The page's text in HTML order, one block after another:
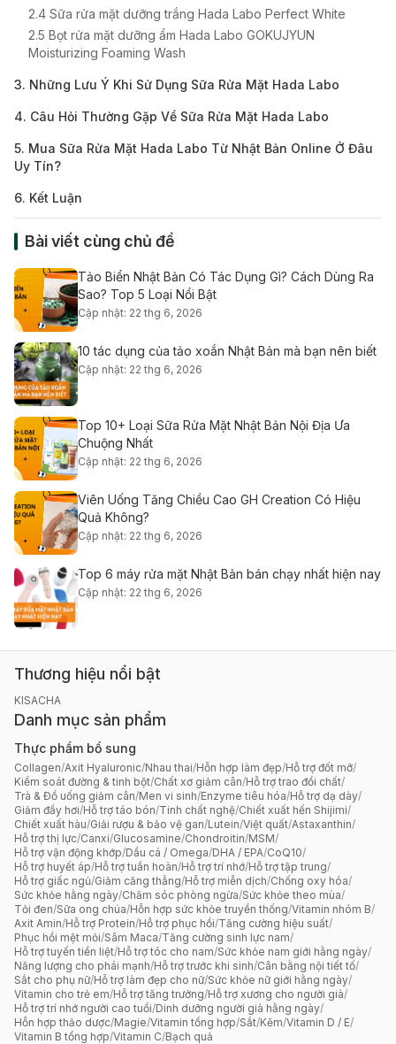
2.4 Sữa rửa mặt dưỡng trắng Hada Labo Perfect White
2.5 Bọt rửa mặt dưỡng ẩm Hada Labo GOKUJYUN
Moisturizing Foaming Wash
3. Những Lưu Ý Khi Sử Dụng Sữa Rửa Mặt Hada Labo
4. Câu Hỏi Thường Gặp Về Sữa Rửa Mặt Hada Labo
5. Mua Sữa Rửa Mặt Hada Labo Từ Nhật Bản Online Ở Đâu
Uy Tín?
6. Kết Luận
Bài viết cùng chủ đề
Tảo Biển Nhật Bản Có Tác Dụng Gì? Cách Dùng Ra
Sao? Top 5 Loại Nổi Bật
Cập nhật: 22 thg 6, 2026
10 tác dụng của tảo xoắn Nhật Bản mà bạn nên biết
Cập nhật: 22 thg 6, 2026
Top 10+ Loại Sữa Rửa Mặt Nhật Bản Nội Địa Ưa
Chuộng Nhất
Cập nhật: 22 thg 6, 2026
Viên Uống Tăng Chiều Cao GH Creation Có Hiệu
Quả Không?
Cập nhật: 22 thg 6, 2026
Top 6 máy rửa mặt Nhật Bản bán chạy nhất hiện nay
Cập nhật: 22 thg 6, 2026
Thương hiệu nổi bật
KISACHA
Danh mục sản phẩm
Thực phẩm bổ sung
Collagen/Axit Hyaluronic/Nhau thai/Hỗn hợp làm đẹp/Hỗ trợ đốt mỡ/
Kiểm soát đường & tinh bột/Chất xơ giảm cân/Hỗ trợ trao đổi chất/
Trà & Đồ uống giảm cân/Men vi sinh/Enzyme tiêu hóa/Hỗ trợ dạ dày/
Giảm đầy hơi/Hỗ trợ táo bón/Tinh chất nghệ/Chiết xuất hến Shijimi/
Chiết xuất hàu/Giải rượu & bảo vệ gan/Lutein/Việt quất/Astaxanthin/
Hỗ trợ thị lực/Canxi/Glucosamine/Chondroitin/MSM/
Hỗ trợ vận động khớp/Dầu cá / Omega/DHA / EPA/CoQ10/
Hỗ trợ huyết áp/Hỗ trợ tuần hoàn/Hỗ trợ trí nhớ/Hỗ trợ tập trung/
Hỗ trợ giấc ngủ/Giảm căng thẳng/Hỗ trợ miễn dịch/Chống oxy hóa/
Sức khỏe hằng ngày/Chăm sóc phòng ngừa/Sức khỏe theo mùa/
Tỏi đen/Sữa ong chúa/Hỗn hợp sức khỏe truyền thống/Vitamin nhóm B/
Axit Amin/Hỗ trợ Protein/Hỗ trợ phục hồi/Tăng cường hiệu suất/
Phục hồi mệt mỏi/Sâm Maca/Tăng cường sinh lực nam/
Hỗ trợ tuyến tiền liệt/Hỗ trợ tóc cho nam/Sức khỏe nam giới hằng ngày/
Năng lượng cho phái mạnh/Hỗ trợ trước khi sinh/Cân bằng nội tiết tố/
Sắt cho phụ nữ/Hỗ trợ làm đẹp cho nữ/Sức khỏe nữ giới hằng ngày/
Vitamin cho trẻ em/Hỗ trợ tăng trưởng/Hỗ trợ xương cho người già/
Hỗ trợ trí nhớ người cao tuổi/Dinh dưỡng người già hằng ngày/
Hỗn hợp thảo dược/Magie/Vitamin tổng hợp/Sắt/Kẽm/Vitamin D / E/
Vitamin B tổng hợp/Vitamin C/Bạch quả